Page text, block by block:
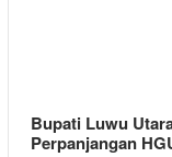
Bupati Luwu
Perpanjangan